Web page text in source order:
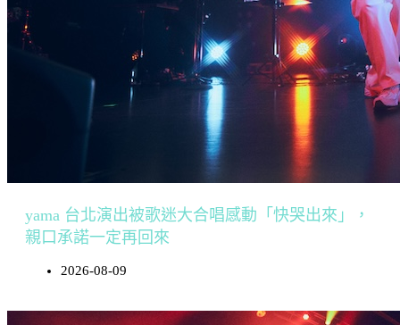
yama 台北演出被歌迷大合唱感動「快哭出來」，
親口承諾一定再回來
2026-08-09